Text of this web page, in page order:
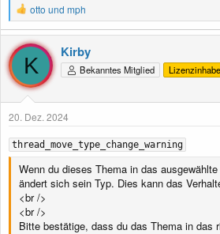
R
e
a
k
i
o
n
n
otto und mph
K
Kirby
Bekanntes Mitglied
20. Dez. 2024
thread_move_type_change_warning
Wenn du dieses Thema in das
ändert sich sein Typ. Dies kann das
<br />
<br />
Bitte bestätige, dass du das Thema in das